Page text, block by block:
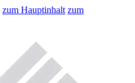
zum Hauptinhalt zum